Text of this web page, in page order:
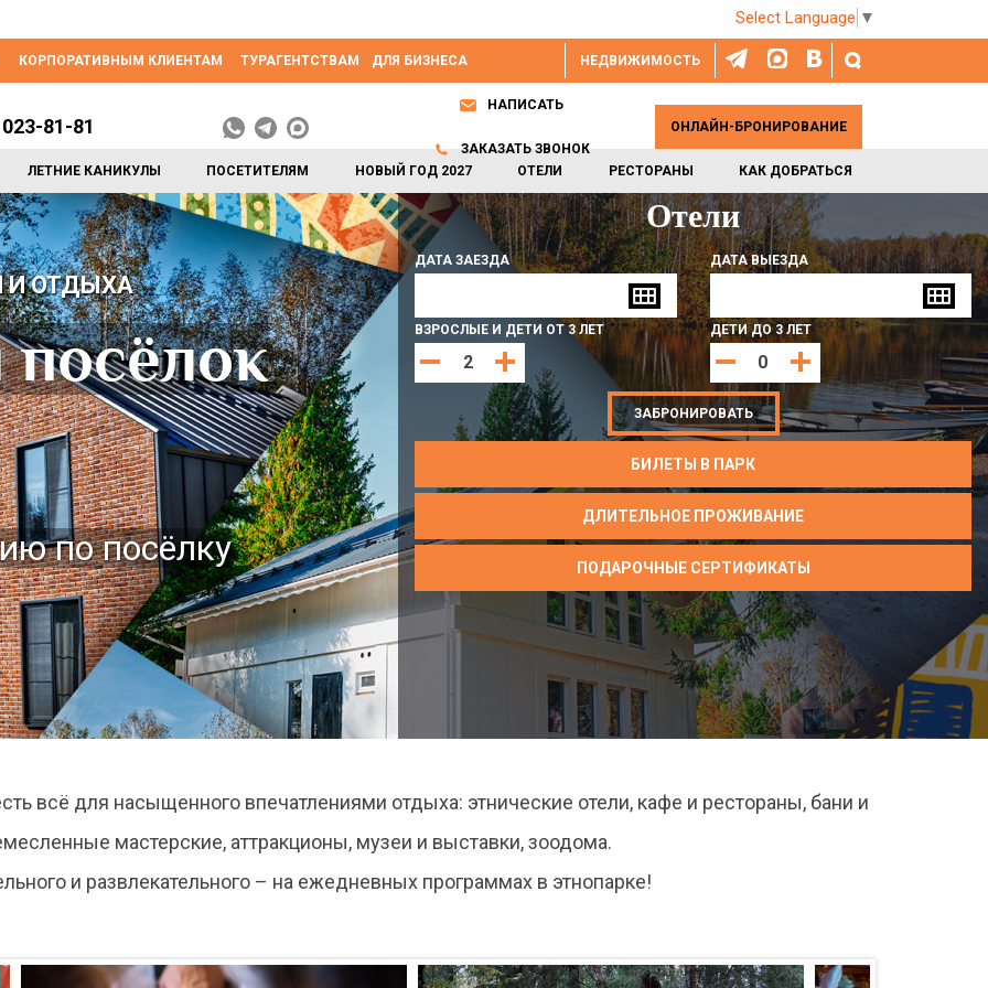
Select Language ▼
НЕДВИЖИМОСТЬ
КОРПОРАТИВНЫМ КЛИЕНТАМ ТУРАГЕНТСТВАМ ДЛЯ БИЗНЕСА
ЛЕТНИЕ КАНИКУЛЫ ПОСЕТИТЕЛЯМ НОВЫЙ ГОД 2027 ОТЕЛИ РЕСТОРАНЫ КАК ДОБРАТЬСЯ
81-81
НАПИСАТЬ
ЗАКАЗАТЬ ЗВОНОК
ОНЛАЙН-БРОНИРОВАНИЕ
на
в эти
В ЭТНОМИРЕ!
И ОТДЫХА
по посёлку
в
тур по
БРОНИРОВАНИЕ ОТЕЛЕЙ
Отели
ДАТА ЗАЕЗДА ДАТА ВЫЕЗДА
ВЗРОСЛЫЕ И ДЕТИ ОТ 3 ЛЕТ ДЕТИ ДО 3 ЛЕТ
ЗАБРОНИРОВАТЬ
БИЛЕТЫ В ПАРК
ДЛИТЕЛЬНОЕ ПРОЖИВАНИЕ
ПОДАРОЧНЫЕ СЕРТИФИКАТЫ
всё для насыщенного впечатлениями отдыха: этнические отели, кафе и рестораны, бани и
мастерские, аттракционы, музеи и выставки, зоодома.
и развлекательного – на ежедневных программах в этнопарке!